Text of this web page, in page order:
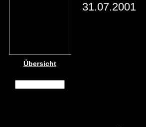
Übersicht
31.07.2001